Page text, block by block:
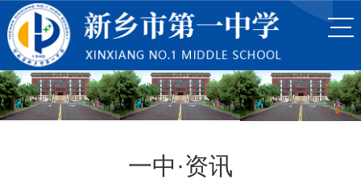
一中·资讯